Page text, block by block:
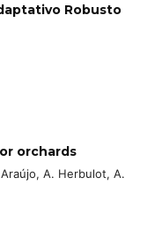
Robusto
orchards
A. Herbulot, A.